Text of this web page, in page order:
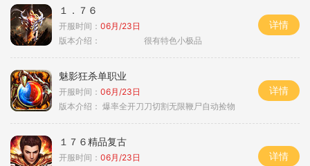
１．７６
开服时间： 06月/23日
版本介绍：
很有特色小极品
详情
魅影狂杀单职业
开服时间： 06月/23日
版本介绍： 爆率全开刀刀切割无限鞭尸自动捡物
详情
１７６精品复古
开服时间： 06月/23日
详情